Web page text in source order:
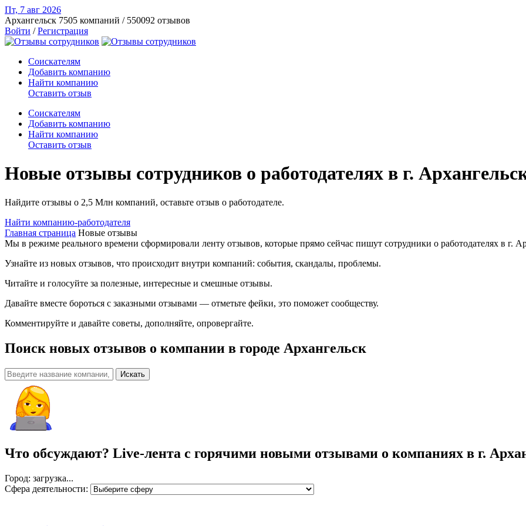
Пт, 7 авг 2026
Архангельск 7505 компаний / 550092 отзывов
Войти /Регистрация
Соискателям
Добавить компанию
Найти компанию
Оставить отзыв
Соискателям
Добавить компанию
Найти компанию
Оставить отзыв
Новые отзывы сотрудников о работодателях в г.
Найдите отзывы о 2,5 Млн компаний, оставьте отзыв о работодателе.
Найти компанию-работодателя
Главная страница Новые отзывы
Мы в режиме реального времени сформировали ленту отзывов, которые прямо сейчас пишут сотрудники о работодателях в г.
Узнайте из новых отзывов, что происходит внутри компаний: события, скандалы, проблемы.
Читайте и голосуйте за полезные, интересные и смешные отзывы.
Давайте вместе бороться с заказными отзывами — отметьте фейки, это поможет сообществу.
Комментируйте и давайте советы, дополняйте, опровергайте.
Поиск новых отзывов о компании в городе Архангельск
Искать
Что обсуждают? Live-лента с горячими новыми отзывами о компаниях в г.
Город: загрузка...
Сфера деятельности: